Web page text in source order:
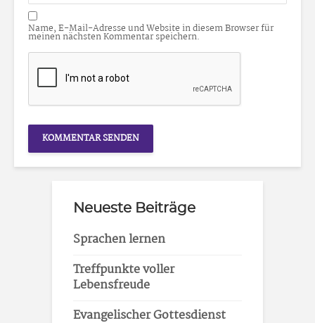
Name, E-Mail-Adresse und Website in diesem Browser für
meinen nächsten Kommentar speichern.
Neueste Beiträge
Sprachen lernen
Treffpunkte voller
Lebensfreude
Evangelischer Gottesdienst